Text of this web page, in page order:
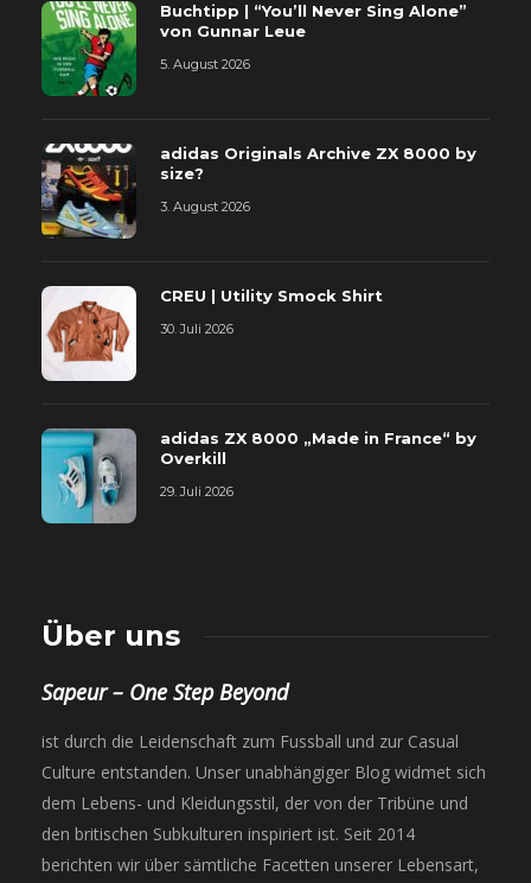
Buchtipp | “You’ll Never Sing Alone”
von Gunnar Leue
5. August 2026
adidas Originals Archive ZX 8000 by
size?
3. August 2026
CREU | Utility Smock Shirt
30. Juli 2026
adidas ZX 8000 „Made in France“ by
Overkill
29. Juli 2026
Über uns
Sapeur – One Step Beyond
ist durch die Leidenschaft zum Fussball und zur Casual
Culture entstanden. Unser unabhängiger Blog widmet sich
dem Lebens- und Kleidungsstil, der von der Tribüne und
den britischen Subkulturen inspiriert ist. Seit 2014
berichten wir über sämtliche Facetten unserer Lebensart,